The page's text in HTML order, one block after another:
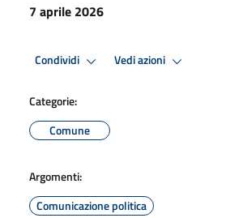
7 aprile 2026
Condividi Vedi azioni
Categorie:
Comune
Argomenti:
Comunicazione politica